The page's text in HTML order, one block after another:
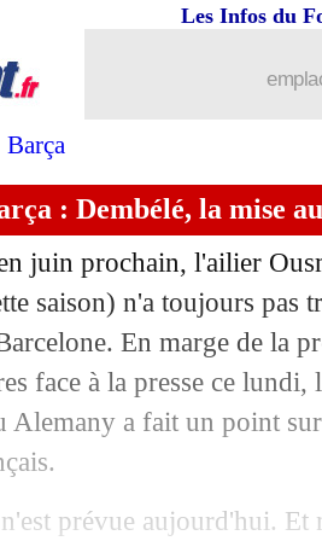
Barça
Les Infos du
: Dembélé, la mise
juin prochain, l'ailier
saison) n'a toujours pas
En marge de la
face à la presse ce
Alemany a fait un point
prévue aujourd'hui. Et
le Real se penche sur
plan B du Milan
fonce vers Toronto
vers Tottenham ?
justifie son choix
vendu à Venise
cas positifs au
c'est fait (officiel)